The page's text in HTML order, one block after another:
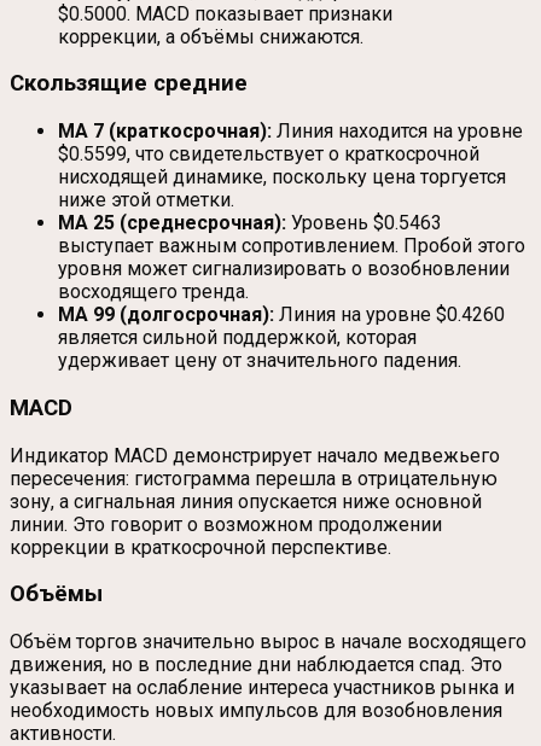
$0.5000. MACD показывает признаки
коррекции, а объёмы снижаются.
Скользящие средние
MA 7 (краткосрочная): Линия находится на уровне
$0.5599, что свидетельствует о краткосрочной
нисходящей динамике, поскольку цена торгуется
ниже этой отметки.
MA 25 (среднесрочная): Уровень $0.5463
выступает важным сопротивлением. Пробой этого
уровня может сигнализировать о возобновлении
восходящего тренда.
MA 99 (долгосрочная): Линия на уровне $0.4260
является сильной поддержкой, которая
удерживает цену от значительного падения.
MACD
Индикатор MACD демонстрирует начало медвежьего
пересечения: гистограмма перешла в отрицательную
зону, а сигнальная линия опускается ниже основной
линии. Это говорит о возможном продолжении
коррекции в краткосрочной перспективе.
Объёмы
Объём торгов значительно вырос в начале восходящего
движения, но в последние дни наблюдается спад. Это
указывает на ослабление интереса участников рынка и
необходимость новых импульсов для возобновления
активности.